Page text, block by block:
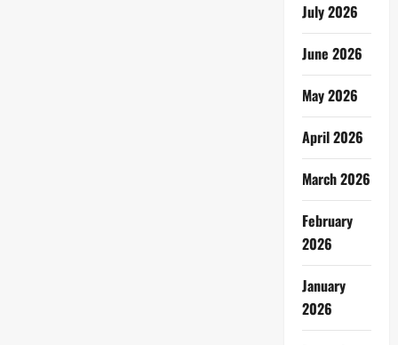
July 2026
June 2026
May 2026
April 2026
March 2026
February
2026
January
2026